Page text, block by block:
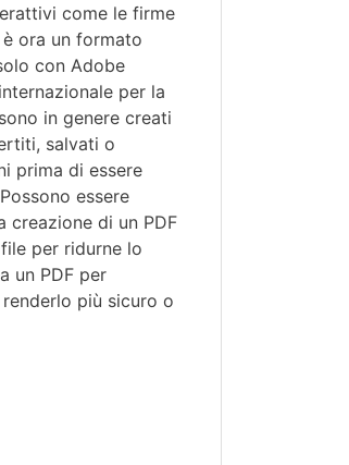
come le firme
ora un formato
con Adobe
per la
in genere creati
salvati o
prima di essere
essere
creazione di un PDF
per ridurne lo
un PDF per
più sicuro o